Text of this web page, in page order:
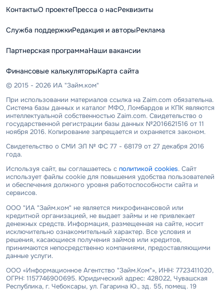
КонтактыО проектеПресса о насРеквизиты
Служба поддержкиРедакция и авторыРеклама
Партнерская программаНаши вакансии
Финансовые калькуляторыКарта сайта
© 2015 - 2026 ИА "Займ.ком"
При использовании материалов ссылка на Zaim.com обязательна.
Система базы данных и каталог МФО, Ломбардов и КПК являются
интеллектуальной собственностью Zaim.com. Свидетельство о
государственной регистрации базы данных №2016621516 от 11
ноября 2016. Копирование запрещается и охраняется законом.
Свидетельство о СМИ ЭЛ № ФС 77 - 68179 от 27 декабря 2016
года.
Используя сайт, вы соглашаетесь с политикой cookies. Сайт
использует файлы cookie для повышения удобства пользователей
и обеспечения должного уровня работоспособности сайта и
сервисов.
ООО "ИА "Займ.ком" не является микрофинансовой или
кредитной организацией, не выдает займы и не привлекает
денежных средств. Информация, размещенная на сайте, носит
исключительно ознакомительный характер. Все условия и
решения, касающиеся получения займов или кредитов,
принимаются непосредственно компаниями, предоставляющими
данные услуги.
ООО «Информационное Агентство "Займ.Ком"», ИНН: 7723411020,
ОГРН: 1157746900695. Юридический адрес: 428022, Чувашская
Республика, г. Чебоксары, ул. Гагарина Ю., зд. 55, помещ. 19